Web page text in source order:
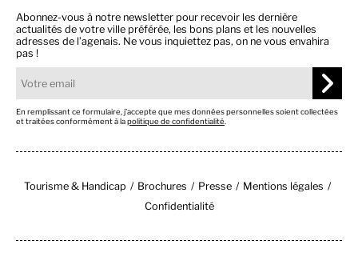
Abonnez-vous à notre newsletter pour recevoir les dernière
actualités de votre ville préférée, les bons plans et les nouvelles
adresses de l’agenais. Ne vous inquiettez pas, on ne vous envahira
pas !
En remplissant ce formulaire, j’accepte que mes données personnelles soient collectées
et traitées conformément à lapolitique de confidentialité
Tourisme & Handicap Brochures Presse
Mentions légales
Confidentialité